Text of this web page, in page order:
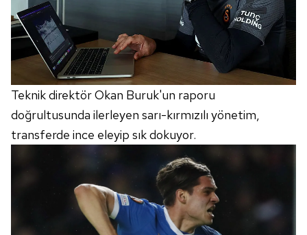
Teknik direktör Okan Buruk'un raporu
doğrultusunda ilerleyen sarı-kırmızılı yönetim,
transferde ince eleyip sık dokuyor.